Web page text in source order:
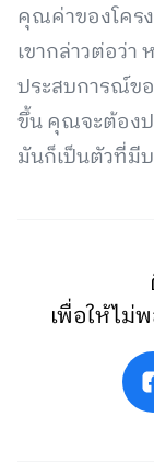
คุณค่าของโคร
เขากล่าวต่อว่
ประสบการณ์ข
ขึ้น คุณจะต้องป
มันก็เป็นตัวที่มี
เพื่อให้ไม่